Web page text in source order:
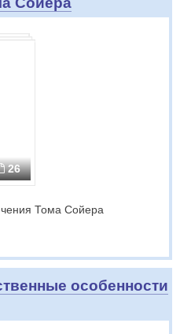
26
Тома Сойера
особенности